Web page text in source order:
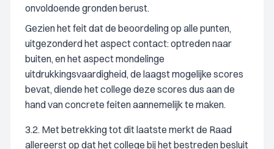
onvoldoende gronden berust.
Gezien het feit dat de beoordeling op alle punten,
uitgezonderd het aspect contact: optreden naar
buiten, en het aspect mondelinge
uitdrukkingsvaardigheid, de laagst mogelijke scores
bevat, diende het college deze scores dus aan de
hand van concrete feiten aannemelijk te maken.
3.2. Met betrekking tot dit laatste merkt de Raad
allereerst op dat het college bij het bestreden besluit